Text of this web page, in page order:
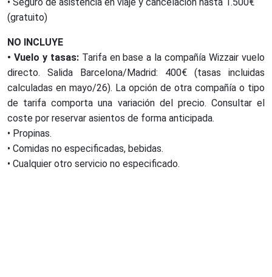
• Seguro de asistencia en viaje y cancelación hasta 1.500€
(gratuito)
NO INCLUYE
• Vuelo y tasas:Tarifa en base a la compañía Wizzair vuelo
directo. Salida Barcelona/Madrid: 400€ (tasas incluidas
calculadas en mayo/26). La opción de otra compañía o tipo
de tarifa comporta una variación del precio. Consultar el
coste por reservar asientos de forma anticipada.
• Propinas.
• Comidas no especificadas, bebidas.
• Cualquier otro servicio no especificado.